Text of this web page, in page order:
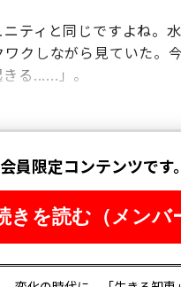
ニティと同じですよね。
クしながら見ていた。
る......」。